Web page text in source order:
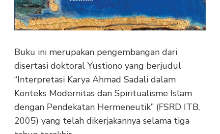
Buku ini merupakan pengembangan dari
disertasi doktoral Yustiono yang berjudul
“Interpretasi Karya Ahmad Sadali dalam
Konteks Modernitas dan Spiritualisme Islam
dengan Pendekatan Hermeneutik” (FSRD ITB,
2005) yang telah dikerjakannya selama tiga